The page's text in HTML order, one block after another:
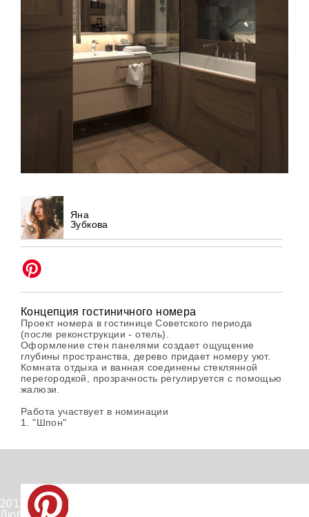
Яна
Зубкова
Концепция гостиничного номера
Проект номера в гостинице Советского периода
(после реконструкции - отель).
Оформление стен панелями создает ощущение
глубины пространства, дерево придает номеру уют.
Комната отдыха и ванная соединены стеклянной
перегородкой, прозрачность регулируется с помощью
жалюзи.
Работа участвует в номинации
1. "Шпон"
2012-2026 © PinWin.su.
Любое использование материалов сайта запрещено